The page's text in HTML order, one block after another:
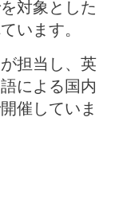
対象とした
います。
担当し、英
による国内
催していま